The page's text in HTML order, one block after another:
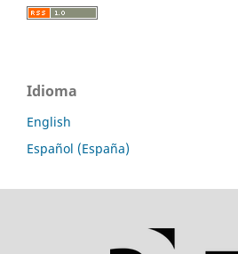
Idioma
English
Español (España)